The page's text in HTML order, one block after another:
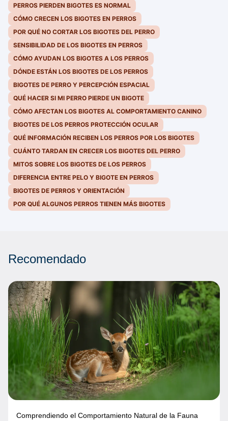
PERROS PIERDEN BIGOTES ES NORMAL
CÓMO CRECEN LOS BIGOTES EN PERROS
POR QUÉ NO CORTAR LOS BIGOTES DEL PERRO
SENSIBILIDAD DE LOS BIGOTES EN PERROS
CÓMO AYUDAN LOS BIGOTES A LOS PERROS
DÓNDE ESTÁN LOS BIGOTES DE LOS PERROS
BIGOTES DE PERRO Y PERCEPCIÓN ESPACIAL
QUÉ HACER SI MI PERRO PIERDE UN BIGOTE
CÓMO AFECTAN LOS BIGOTES AL COMPORTAMIENTO CANINO
BIGOTES DE LOS PERROS PROTECCIÓN OCULAR
QUÉ INFORMACIÓN RECIBEN LOS PERROS POR LOS BIGOTES
CUÁNTO TARDAN EN CRECER LOS BIGOTES DEL PERRO
MITOS SOBRE LOS BIGOTES DE LOS PERROS
DIFERENCIA ENTRE PELO Y BIGOTE EN PERROS
BIGOTES DE PERROS Y ORIENTACIÓN
POR QUÉ ALGUNOS PERROS TIENEN MÁS BIGOTES
Recomendado
Comprendiendo el Comportamiento Natural de la Fauna